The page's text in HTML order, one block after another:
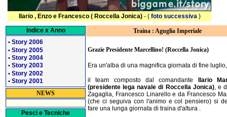
Indice x Anno
• Story 2006
• Story 2005
• Story 2004
• Story 2003
• Story 2002
• Story 2001
NEWS
Pesci e Tecniche
Traina : Aguglia Imperiale
Grazie Presidente Marcellino! (Roccella Jonica)
Era un'alba di una magnifica giornata di fine luglio,
il team composto dal comandante
Ilario
(presidente lega navale di Roccella Jonica), e
Zagaglia, Francesco Linarello e da Francesco
(che ci seguiva con l'animo e col pensiero) si
fare una lunga giornata di traina d'altura .
Ilario , Enzo e Francesco ( Roccella Jonica) - ( foto successiva)